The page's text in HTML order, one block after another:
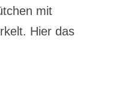
mit
Hier das